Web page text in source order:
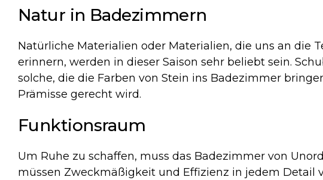
Natur in Badezimmern
Natürliche Materialien oder Materialien, die uns an die
erinnern, werden in dieser Saison sehr beliebt sein.
solche, die die Farben von Stein ins Badezimmer
Prämisse gerecht wird.
Funktionsraum
Um Ruhe zu schaffen, muss das Badezimmer von
müssen Zweckmäßigkeit und Effizienz in jedem Detail